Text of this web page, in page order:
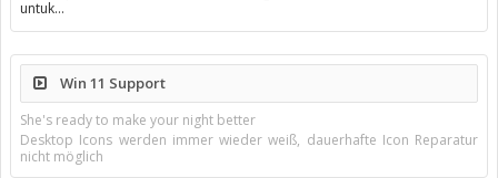
untuk…
Win 11 Support
She's ready to make your night better
Desktop Icons werden immer wieder weiß, dauerhafte Icon Reparatur
nicht möglich